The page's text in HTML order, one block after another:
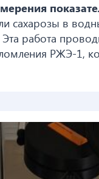
сахарозы в
работа
РЖЭ-1,